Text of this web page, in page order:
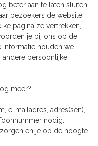
beter aan te laten sluiten
bezoekers de website
pagina ze vertrekken,
je bij ons op de
informatie houden we
andere persoonlijke
meer?
e-mailadres, adres(sen),
nodig.
en je op de hoogte